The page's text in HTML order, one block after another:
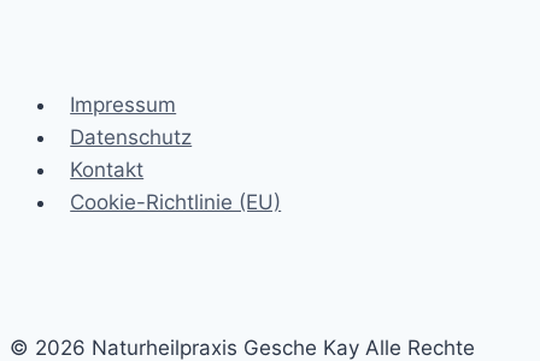
Impressum
Datenschutz
Kontakt
Cookie-Richtlinie (EU)
© 2026 Naturheilpraxis Gesche Kay Alle Rechte